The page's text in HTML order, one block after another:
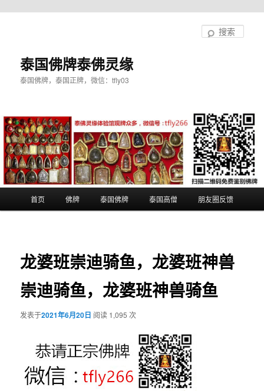
泰国佛牌泰佛灵缘
泰国佛牌，泰国正牌，微信：tfly03
首页 佛牌 泰国佛牌 泰国高僧 朋友圈反馈
龙婆班崇迪骑鱼，龙婆班神兽
崇迪骑鱼，龙婆班神兽骑鱼
发表于2021年6月20日 阅读 1,095 次